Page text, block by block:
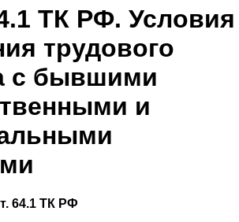
ТК РФ. Условия
трудового
с бывшими
и
64.1 ТК РФ